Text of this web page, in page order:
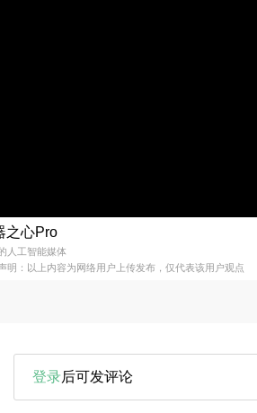
之心Pro
人工智能媒体
明：以上内容为网络用户上传发布，仅代表该用户观点
登录后可发评论